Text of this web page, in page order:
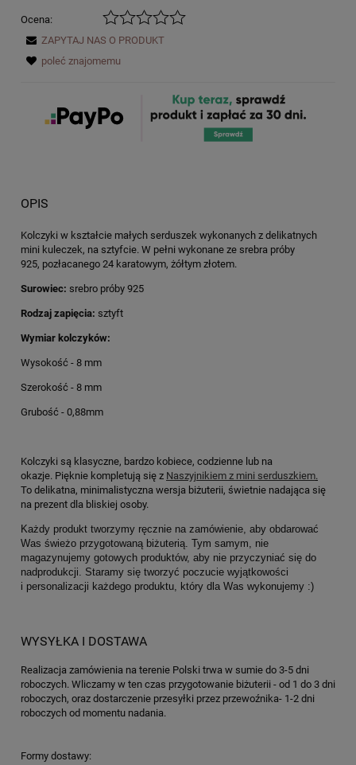
Ocena:
ZAPYTAJ NAS O PRODUKT
poleć znajomemu
OPIS
Kolczyki w kształcie małych serduszek wykonanych z delikatnych
mini kuleczek, na sztyfcie. W pełni wykonane ze srebra próby
925, pozłacanego 24 karatowym, żółtym złotem.
Surowiec: srebro próby 925
Rodzaj zapięcia: sztyft
Wymiar kolczyków:
Wysokość - 8 mm
Szerokość - 8 mm
Grubość - 0,88mm
Kolczyki są klasyczne, bardzo kobiece, codzienne lub na
okazje. Pięknie kompletują się z Naszyjnikiem z mini serduszkiem.
To delikatna, minimalistyczna wersja biżuterii, świetnie nadająca się
na prezent dla bliskiej osoby.
Każdy produkt tworzymy ręcznie na zamówienie, aby obdarować
Was świeżo przygotowaną biżuterią. Tym samym, nie
magazynujemy gotowych produktów, aby nie przyczyniać się do
nadprodukcji. Staramy się tworzyć poczucie wyjątkowości
i personalizacji każdego produktu, który dla Was wykonujemy :)
WYSYŁKA I DOSTAWA
Realizacja zamówienia na terenie Polski trwa w sumie do 3-5 dni
roboczych. Wliczamy w ten czas przygotowanie biżuterii - od 1 do 3 dni
roboczych, oraz dostarczenie przesyłki przez przewoźnika- 1-2 dni
roboczych od momentu nadania.
Formy dostawy: